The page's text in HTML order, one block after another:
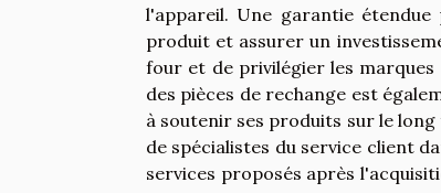
l'appareil. Une garantie
produit et assurer un
four et de privilégier les
des pièces de rechange est
à soutenir ses produits sur le
de spécialistes du service client
services proposés après